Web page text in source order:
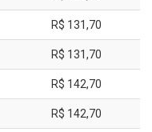
R$ 131,70
R$ 131,70
R$ 142,70
R$ 142,70